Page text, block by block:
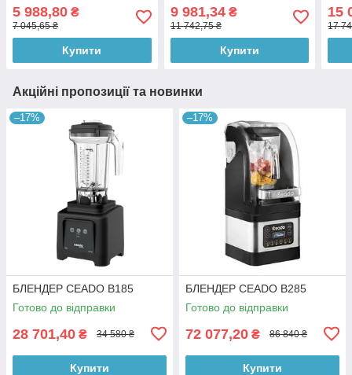
5 988,80 ₴
7 045,65 ₴
Купити
9 981,34₴
11 742,75 ₴
Купити
15
17
Акційні пропозиції та новинки
–17%
БЛЕНДЕР CEADO В185
Готово до відправки
28 701,40 ₴ 34 580 ₴
Купити
–17%
БЛЕНДЕР CEADO B285
Готово до відправки
72 077,20 ₴ 86 840 ₴
Купити